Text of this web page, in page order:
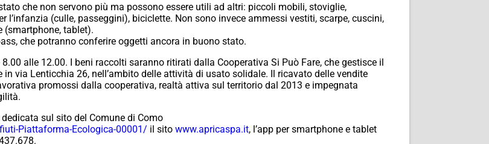
che non servono più ma possono essere utili ad altri: piccoli mobili, stoviglie,
(culle, passeggini), biciclette. Non sono invece ammessi vestiti, scarpe, cuscini,
(smartphone, tablet).
che potranno conferire oggetti ancora in buono stato.
alle 12.00. I beni raccolti saranno ritirati dalla Cooperativa Si Può Fare, che gestisce il
via Lenticchia 26, nell’ambito delle attività di usato solidale. Il ricavato delle vendite
promossi dalla cooperativa, realtà attiva sul territorio dal 2013 e impegnata
sul sito del Comune di Como
Piattaforma-Ecologica-00001/ il sito www.apricaspa.it, l’app per smartphone e tablet